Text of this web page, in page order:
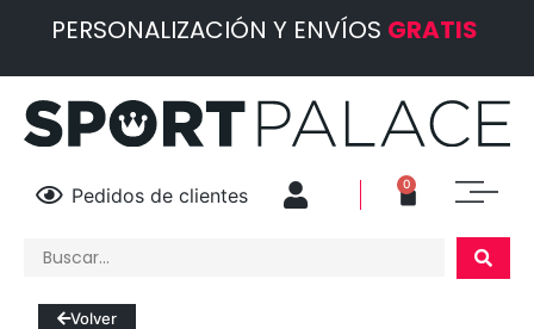
PERSONALIZACIÓN Y ENVÍOS GRATIS
Pedidos de clientes 0
Volver